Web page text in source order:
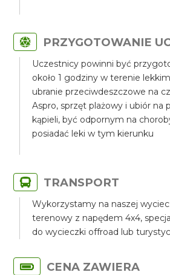
PRZYGOTOWANIE
Uczestnicy powinni być
około 1 godziny w terenie
ubranie przeciwdeszczowe na
Aspro, sprzęt plażowy i ubiór na
kąpieli, być odpornym na
posiadać leki w tym kierunku
TRANSPORT
Wykorzystamy na naszej
terenowy z napędem 4x4,
do wycieczki offroad lub
CENA ZAWIERA